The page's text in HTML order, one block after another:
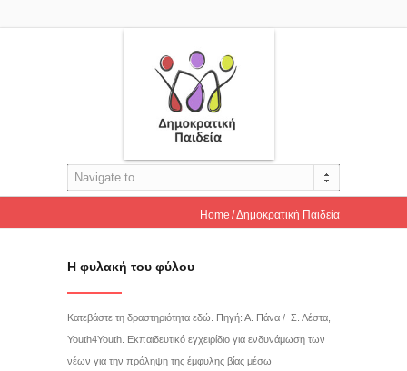
Navigate to...
Home Δημοκρατική Παιδεία
Η φυλακή του φύλου
Κατεβάστε τη δραστηριότητα εδώ. Πηγή: Α. Πάνα / Σ. Λέστα,
Youth4Youth. Εκπαιδευτικό εγχειρίδιο για ενδυνάμωση των
νέων για την πρόληψη της έμφυλης βίας μέσω